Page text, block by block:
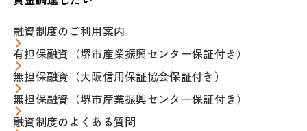
融資制度のご利用案内
有担保融資（堺市産業振興センター保証付き）
無担保融資（大阪信用保証協会保証付き）
無担保融資（堺市産業振興センター保証付き）
融資制度のよくある質問